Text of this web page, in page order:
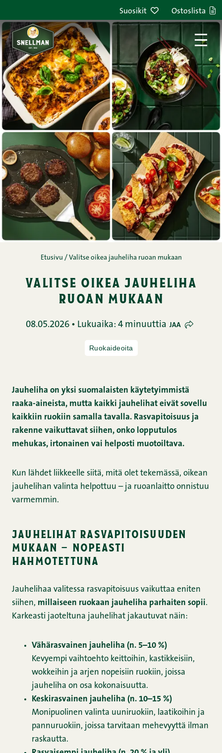
Suosikit Ostoslista
Etusivu / Valitse oikea jauheliha ruoan mukaan
valitse oikea jauheliha
ruoan mukaan
08.05.2026 • Lukuaika: 4 minuuttia JAA
Ruokaideoita
Jauheliha on yksi suomalaisten käytetyimmistä
raaka-aineista, mutta kaikki jauhelihat eivät sovellu
kaikkiin ruokiin samalla tavalla. Rasvapitoisuus ja
rakenne vaikuttavat siihen, onko lopputulos
mehukas, irtonainen vai helposti muotoiltava.
Kun lähdet liikkeelle siitä, mitä olet tekemässä, oikean
jauhelihan valinta helpottuu – ja ruoanlaitto onnistuu
varmemmin.
jauhelihat rasvapitoisuuden
mukaan – nopeasti
hahmotettuna
Jauhelihaa valitessa rasvapitoisuus vaikuttaa eniten
siihen, millaiseen ruokaan jauheliha parhaiten sopii.
Karkeasti jaoteltuna jauhelihat jakautuvat näin:
Vähärasvainen jauheliha (n. 5–10 %)
Kevyempi vaihtoehto keittoihin, kastikkeisiin,
wokkeihin ja arjen nopeisiin ruokiin, joissa
jauheliha on osa kokonaisuutta.
Keskirasvainen jauheliha (n. 10–15 %)
Monipuolinen valinta uuniruokiin, laatikoihin ja
pannuruokiin, joissa tarvitaan mehevyyttä ilman
raskautta.